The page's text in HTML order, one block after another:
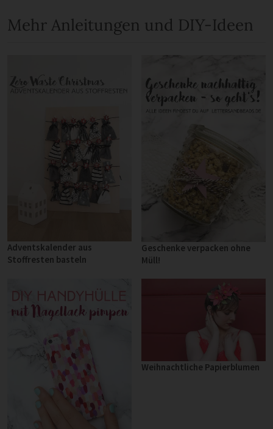
Mehr Anleitungen und DIY-Ideen
Adventskalender aus
Stoffresten basteln
Geschenke verpacken ohne
Müll!
Weihnachtliche Papierblumen